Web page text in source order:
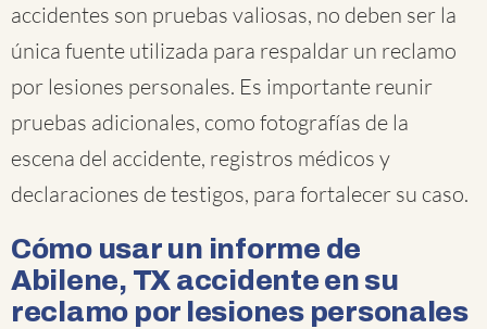
accidentes son pruebas valiosas, no deben ser la
única fuente utilizada para respaldar un reclamo
por lesiones personales. Es importante reunir
pruebas adicionales, como fotografías de la
escena del accidente, registros médicos y
declaraciones de testigos, para fortalecer su caso.
Cómo usar un informe de
Abilene, TX accidente en su
reclamo por lesiones personales